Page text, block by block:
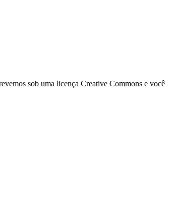
sob uma licença Creative Commons e você